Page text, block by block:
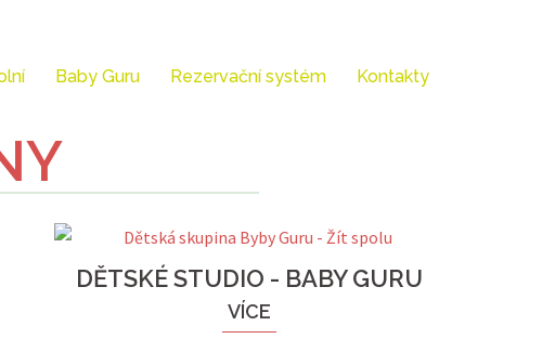
Baby Guru Rezervační systém Kontakty
DĚTSKÉ STUDIO - BABY GURU
VÍCE